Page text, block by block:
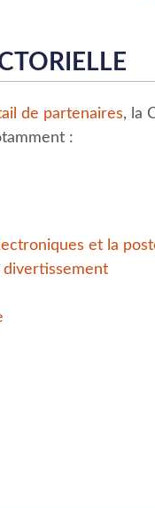
de partenaires, la
:
et la
divertissement